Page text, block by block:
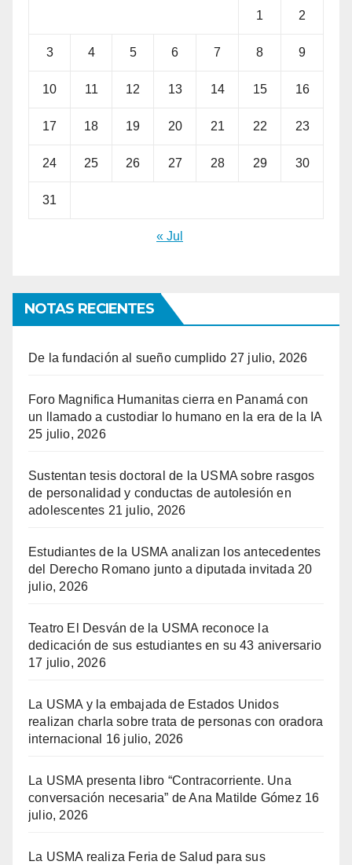
1 2
3 4 5 6 7 8 9
10 11 12 13 14 15 16
17 18 19 20 21 22 23
24 25 26 27 28 29 30
31
« Jul
NOTAS RECIENTES
De la fundación al sueño cumplido 27 julio, 2026
Foro Magnifica Humanitas cierra en Panamá con
un llamado a custodiar lo humano en la era de la IA
25 julio, 2026
Sustentan tesis doctoral de la USMA sobre rasgos
de personalidad y conductas de autolesión en
adolescentes 21 julio, 2026
Estudiantes de la USMA analizan los antecedentes
del Derecho Romano junto a diputada invitada 20
julio, 2026
Teatro El Desván de la USMA reconoce la
dedicación de sus estudiantes en su 43 aniversario
17 julio, 2026
La USMA y la embajada de Estados Unidos
realizan charla sobre trata de personas con oradora
internacional
16 julio, 2026
La USMA presenta libro “Contracorriente. Una
conversación necesaria” de Ana Matilde Gómez 16
julio, 2026
La USMA realiza Feria de Salud para sus